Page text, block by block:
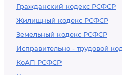
Гражданский кодекс РСФСР
Жилищный кодекс РСФСР
Земельный кодекс РСФСР
Исправительно - трудовой
КоАП РСФСР